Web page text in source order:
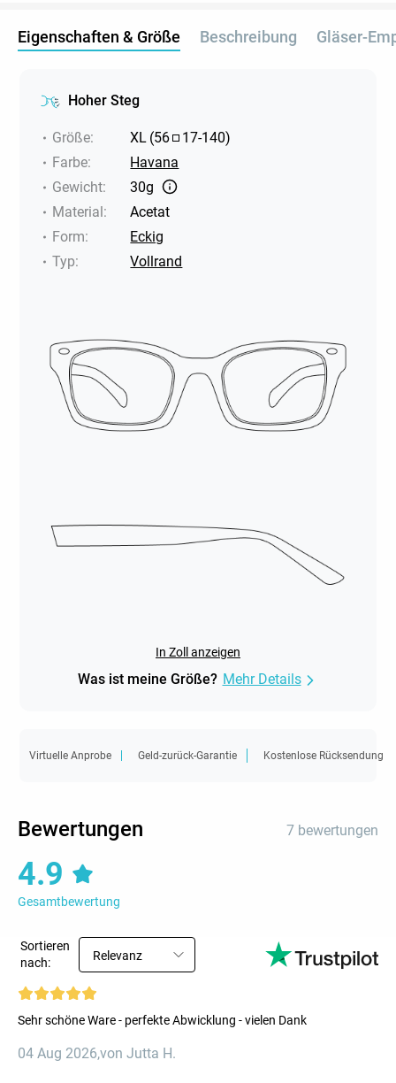
Eigenschaften & Größe Beschreibung Gläser-
Hoher Steg
Größe: XL (56 17-140)
Farbe:
Havana
Gewicht:
30g
Material:
Acetat
Form:
Eckig
Typ: Vollrand
In Zoll anzeigen
Was ist meine Größe? Mehr Details
Virtuelle Anprobe Geld-zurück-Garantie Kostenlose Rücksendung
Bewertungen 7 bewertungen
4.9
Gesamtbewertung
Sortieren
nach:
Relevanz
Sehr schöne Ware - perfekte Abwicklung - vielen Dank
04 Aug 2026,von Jutta H.